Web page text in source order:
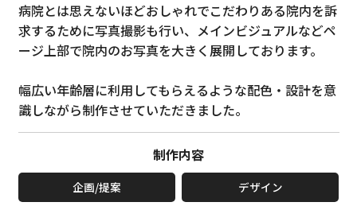
病院とは思えないほどおしゃれでこだわりある院内を訴
求するために写真撮影も行い、メインビジュアルなどペ
ージ上部で院内のお写真を大きく展開しております。
幅広い年齢層に利用してもらえるような配色・設計を意
識しながら制作させていただきました。
制作内容
企画/提案 デザイン